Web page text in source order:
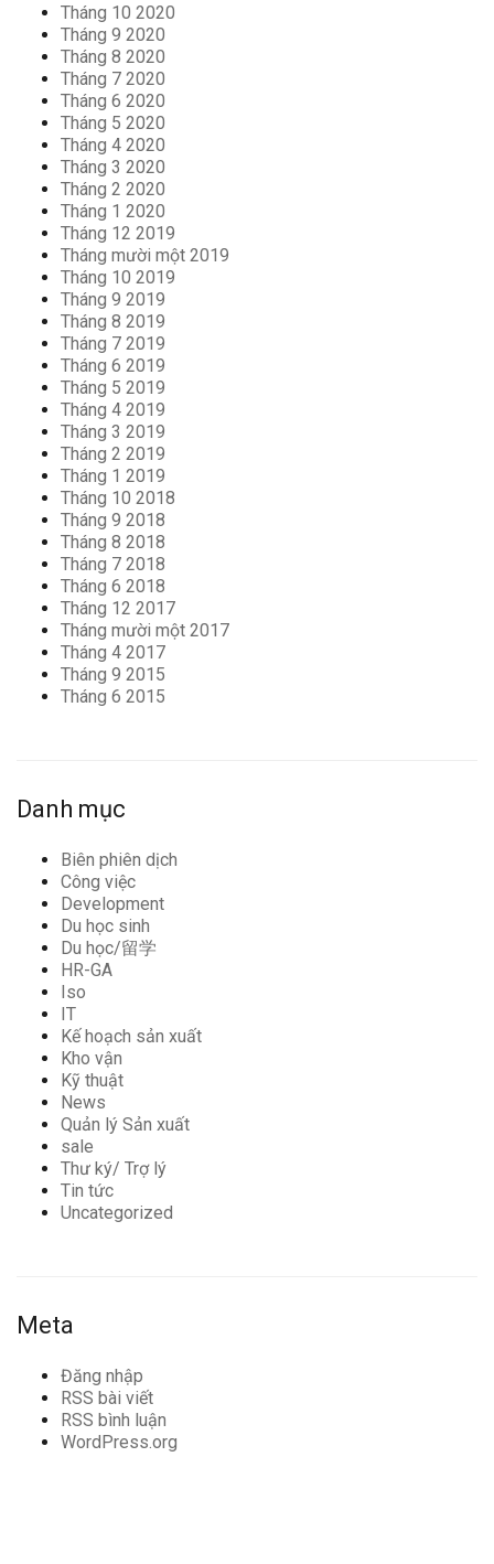
Tháng 10 2020
Tháng 9 2020
Tháng 8 2020
Tháng 7 2020
Tháng 6 2020
Tháng 5 2020
Tháng 4 2020
Tháng 3 2020
Tháng 2 2020
Tháng 1 2020
Tháng 12 2019
Tháng mười một 2019
Tháng 10 2019
Tháng 9 2019
Tháng 8 2019
Tháng 7 2019
Tháng 6 2019
Tháng 5 2019
Tháng 4 2019
Tháng 3 2019
Tháng 2 2019
Tháng 1 2019
Tháng 10 2018
Tháng 9 2018
Tháng 8 2018
Tháng 7 2018
Tháng 6 2018
Tháng 12 2017
Tháng mười một 2017
Tháng 4 2017
Tháng 9 2015
Tháng 6 2015
Danh mục
Biên phiên dịch
Công việc
Development
Du học sinh
Du học/留学
HR-GA
Iso
IT
Kế hoạch sản xuất
Kho vận
Kỹ thuật
News
Quản lý Sản xuất
sale
Thư ký/ Trợ lý
Tin tức
Uncategorized
Meta
Đăng nhập
RSS bài viết
RSS bình luận
WordPress.org